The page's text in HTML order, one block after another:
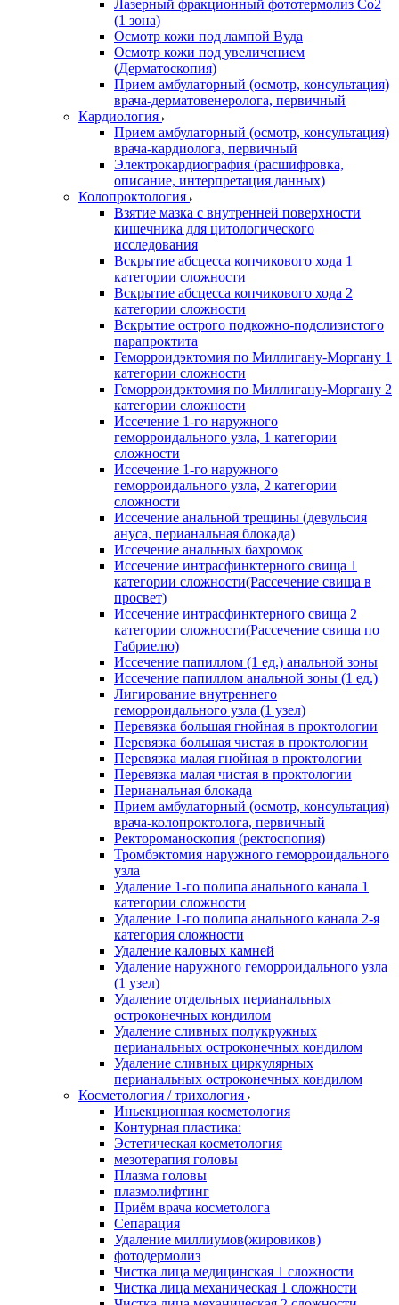
Лазерный фракционный фототермолиз Со2
(1 зона)
Осмотр кожи под лампой Вуда
Осмотр кожи под увеличением
(Дерматоскопия)
Прием амбулаторный (осмотр, консультация)
врача-дерматовенеролога, первичный
Кардиология
Прием амбулаторный (осмотр, консультация)
врача-кардиолога, первичный
Электрокардиография (расшифровка,
описание, интерпретация данных)
Колопроктология
Взятие мазка с внутренней поверхности
кишечника для цитологического
исследования
Вскрытие абсцесса копчикового хода 1
категории сложности
Вскрытие абсцесса копчикового хода 2
категории сложности
Вскрытие острого подкожно-подслизистого
парапроктита
Геморроидэктомия по Миллигану-Моргану 1
категории сложности
Геморроидэктомия по Миллигану-Моргану 2
категории сложности
Иссечение 1-го наружного
геморроидального узла, 1 категории
сложности
Иссечение 1-го наружного
геморроидального узла, 2 категории
сложности
Иссечение анальной трещины (девульсия
ануса, перианальная блокада)
Иссечение анальных бахромок
Иссечение интрасфинктерного свища 1
категории сложности(Рассечение свища в
просвет)
Иссечение интрасфинктерного свища 2
категории сложности(Рассечение свища по
Габриелю)
Иссечение папиллом (1 ед.) анальной зоны
Иссечение папиллом анальной зоны (1 ед.)
Лигирование внутреннего
геморроидального узла (1 узел)
Перевязка большая гнойная в проктологии
Перевязка большая чистая в проктологии
Перевязка малая гнойная в проктологии
Перевязка малая чистая в проктологии
Перианальная блокада
Прием амбулаторный (осмотр, консультация)
врача-колопроктолога, первичный
Ректороманоскопия (ректоспопия)
Тромбэктомия наружного геморроидального
узла
Удаление 1-го полипа анального канала 1
категории сложности
Удаление 1-го полипа анального канала 2-я
категория сложности
Удаление каловых камней
Удаление наружного геморроидального узла
(1 узел)
Удаление отдельных перианальных
остроконечных кондилом
Удаление сливных полукружных
перианальных остроконечных кондилом
Удаление сливных циркулярных
перианальных остроконечных кондилом
Косметология / трихология
Иньекционная косметология
Контурная пластика:
Эстетическая косметология
мезотерапия головы
Плазма головы
плазмолифтинг
Приём врача косметолога
Сепарация
Удаление миллиумов(жировиков)
фотодермолиз
Чистка лица медицинская 1 сложности
Чистка лица механическая 1 сложности